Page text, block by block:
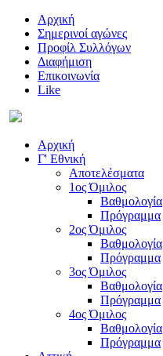
Αρχική
Σημερινοί αγώνες
Προφίλ Συλλόγων
Διαφήμιση
Επικοινωνία
Like
Αρχική
Γ' Εθνική
Αποτελέσματα
1ος Όμιλος
Βαθμολογία
Πρόγραμμα
2ος Όμιλος
Βαθμολογία
Πρόγραμμα
3ος Όμιλος
Βαθμολογία
Πρόγραμμα
4ος Όμιλος
Βαθμολογία
Πρόγραμμα